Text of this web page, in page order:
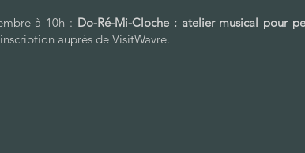
à 10h : Do-Ré-Mi-Cloche : atelier musical pour
auprès de VisitWavre.